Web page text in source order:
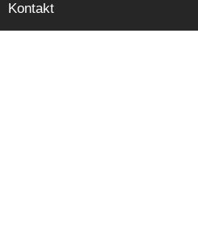
Kontakt